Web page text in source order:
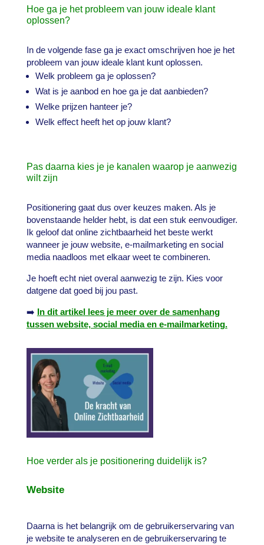
Hoe ga je het probleem van jouw ideale klant
oplossen?
In de volgende fase ga je exact omschrijven hoe je het
probleem van jouw ideale klant kunt oplossen.
Welk probleem ga je oplossen?
Wat is je aanbod en hoe ga je dat aanbieden?
Welke prijzen hanteer je?
Welk effect heeft het op jouw klant?
Pas daarna kies je je kanalen waarop je aanwezig
wilt zijn
Positionering gaat dus over keuzes maken. Als je
bovenstaande helder hebt, is dat een stuk eenvoudiger.
Ik geloof dat online zichtbaarheid het beste werkt
wanneer je jouw website, e-mailmarketing en social
media naadloos met elkaar weet te combineren.
Je hoeft echt niet overal aanwezig te zijn. Kies voor
datgene dat goed bij jou past.
➡️ In dit artikel lees je meer over de samenhang
tussen website, social media en e-mailmarketing.
Hoe verder als je positionering duidelijk is?
Website
Daarna is het belangrijk om de gebruikerservaring van
je website te analyseren en de gebruikerservaring te